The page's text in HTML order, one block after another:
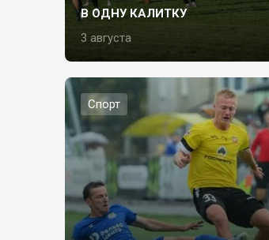
В ОДНУ КАЛИТКУ
3 августа
Спорт